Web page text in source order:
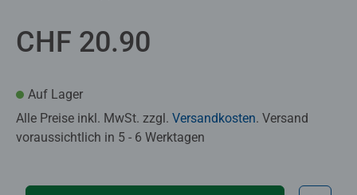
CHF 20.90
Auf Lager
Alle Preise inkl. MwSt. zzgl. Versandkosten. Versand
voraussichtlich in 5 - 6 Werktagen